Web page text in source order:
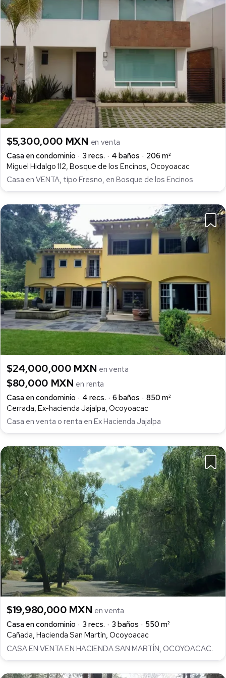
$5,300,000 MXN en venta
Casa en condominio
3 recs. 4 baños
206 m²
Miguel Hidalgo 112, Bosque de los Encinos, Ocoyoacac
Casa en VENTA, tipo Fresno, en Bosque de los Encinos
$24,000,000 MXN en venta
$80,000 MXN en renta
Casa en condominio
4 recs. 6 baños
850 m²
Cerrada, Ex-hacienda Jajalpa, Ocoyoacac
Casa en venta o renta en Ex Hacienda Jajalpa
$19,980,000 MXN en venta
Casa en condominio
3 recs. 3 baños
550 m²
Cañada, Hacienda San Martín, Ocoyoacac
CASA EN VENTA EN HACIENDA SAN MARTÍN, OCOYOACAC.